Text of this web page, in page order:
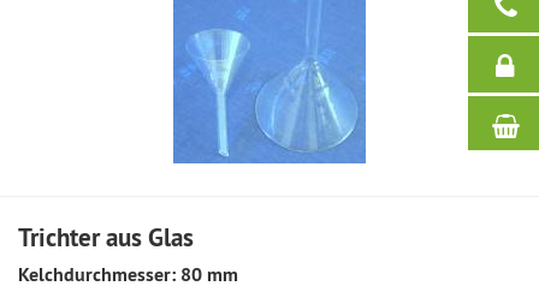
Trichter aus Glas
Kelchdurchmesser: 80 mm